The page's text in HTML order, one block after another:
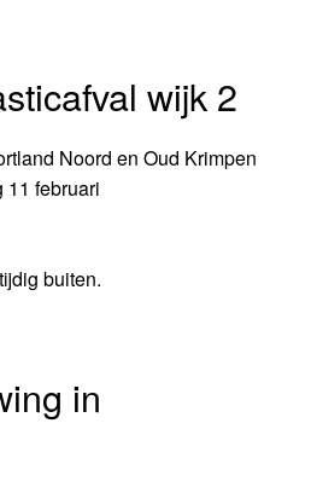
wijk 2
Noord en Oud Krimpen
11 februari
buiten.
in